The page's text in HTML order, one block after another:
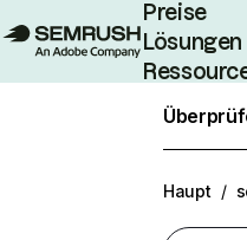
Preise
Lösungen
Enterprise
Haupt /